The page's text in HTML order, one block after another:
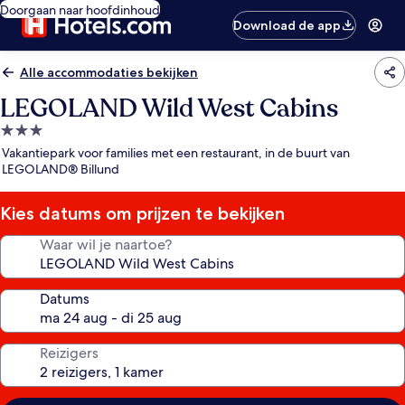
Doorgaan naar hoofdinhoud
Download de app
Alle accommodaties bekijken
LEGOLAND Wild West Cabins
3.0-
sterrenaccommodatie
Vakantiepark voor families met een restaurant, in de buurt van
LEGOLAND® Billund
Kies datums om prijzen te bekijken
Waar wil je naartoe?
Datums
Reizigers